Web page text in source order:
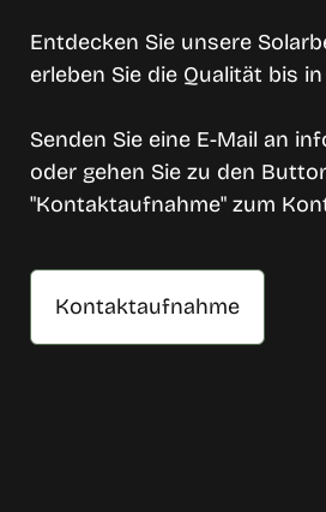
Entdecken Sie unsere
erleben Sie die Qualität bis
Senden Sie eine E-Mail an
oder gehen Sie zu den
"Kontaktaufnahme" zum
Kontaktaufnahme